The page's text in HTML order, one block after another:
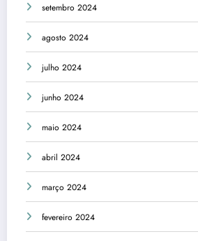
setembro 2024
agosto 2024
julho 2024
junho 2024
maio 2024
abril 2024
março 2024
fevereiro 2024